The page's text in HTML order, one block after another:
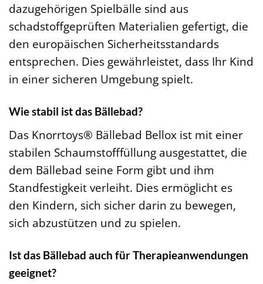
dazugehörigen Spielbälle sind aus
schadstoffgeprüften Materialien gefertigt, die
den europäischen Sicherheitsstandards
entsprechen. Dies gewährleistet, dass Ihr Kind
in einer sicheren Umgebung spielt.
Wie stabil ist das Bällebad?
Das Knorrtoys® Bällebad Bellox ist mit einer
stabilen Schaumstofffüllung ausgestattet, die
dem Bällebad seine Form gibt und ihm
Standfestigkeit verleiht. Dies ermöglicht es
den Kindern, sich sicher darin zu bewegen,
sich abzustützen und zu spielen.
Ist das Bällebad auch für Therapieanwendungen
geeignet?